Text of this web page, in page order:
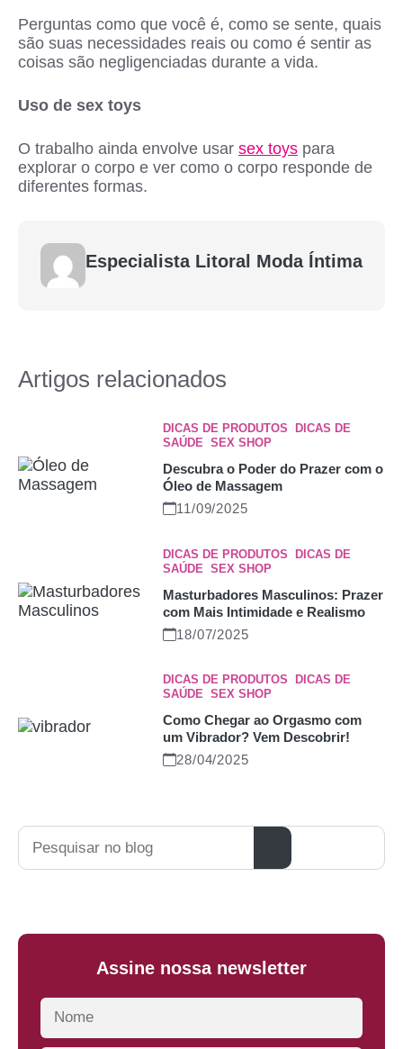
Perguntas como que você é, como se sente, quais
são suas necessidades reais ou como é sentir as
coisas são negligenciadas durante a vida.
Uso de sex toys
O trabalho ainda envolve usar sex toys para
explorar o corpo e ver como o corpo responde de
diferentes formas.
Especialista Litoral Moda Íntima
Artigos relacionados
DICAS DE PRODUTOS
DICAS DE
SAÚDE, SEX SHOP
Descubra o Poder do Prazer com o
Óleo de Massagem
11/09/2025
DICAS DE PRODUTOS
DICAS DE
SAÚDE SEX SHOP
Masturbadores Masculinos: Prazer
com Mais Intimidade e Realismo
18/07/2025
DICAS DE PRODUTOS
DICAS DE
SAÚDE, SEX SHOP
Como Chegar ao Orgasmo com
um Vibrador? Vem Descobrir!
28/04/2025
Pesquisar
Assine nossa newsletter